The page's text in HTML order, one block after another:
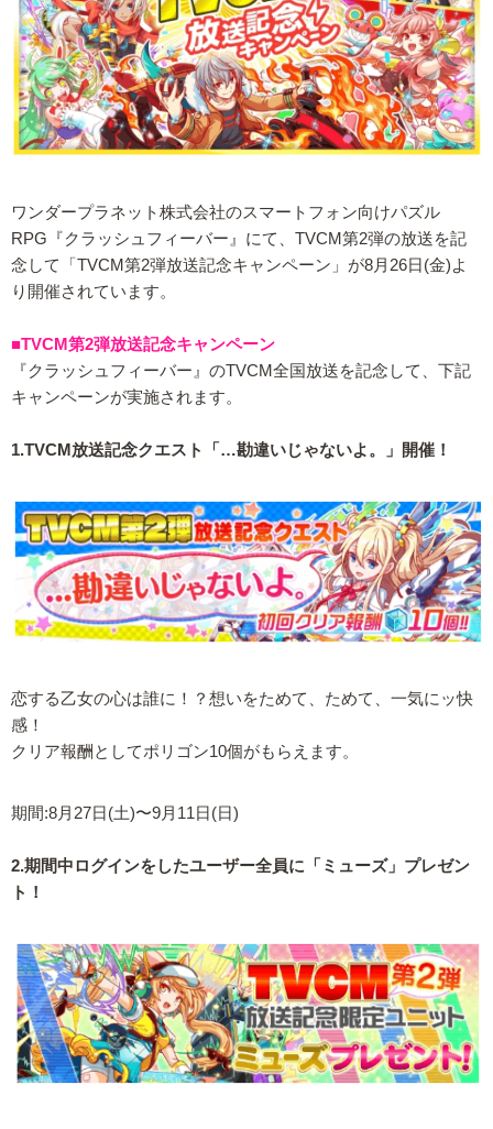
ワンダープラネット株式会社のスマートフォン向けパズル
RPG『クラッシュフィーバー』にて、TVCM第2弾の放送を記
念して「TVCM第2弾放送記念キャンペーン」が8月26日(金)よ
り開催されています。
■TVCM第2弾放送記念キャンペーン
『クラッシュフィーバー』のTVCM全国放送を記念して、下記
キャンペーンが実施されます。
1.TVCM放送記念クエスト「…勘違いじゃないよ。」開催！
恋する乙女の心は誰に！？想いをためて、ためて、一気にッ快
感！
クリア報酬としてポリゴン10個がもらえます。
期間:8月27日(土)〜9月11日(日)
2.期間中ログインをしたユーザー全員に「ミューズ」プレゼン
ト！